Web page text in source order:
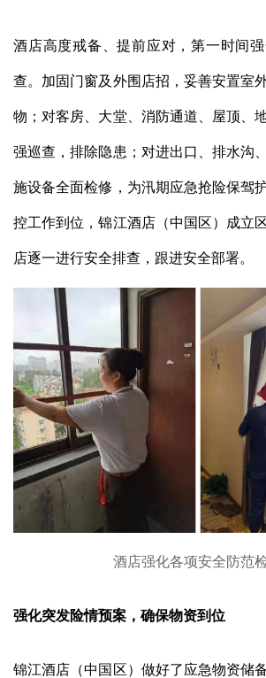
酒店高度戒备、提前应对，第一时间
查。加固门窗及外围店招，妥善安置室
物；对客房、大堂、消防通道、屋顶、
强巡查，排除隐患；对进出口、排水沟
施设备全面检修，为汛期应急抢险保驾
控工作到位，锦江酒店（中国区）成立
店逐一进行安全排查，跟进安全部署。
酒店强化各项安全防范
强化突发险情预案，确保物资到位
锦江酒店（中国区）做好了应急物资储